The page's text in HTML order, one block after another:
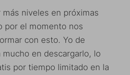
niveles en próximas
por el momento nos
con esto. Yo de
en descargarlo, lo
por tiempo limitado en la